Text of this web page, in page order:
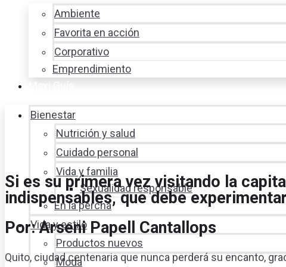
Ambiente
Favorita en acción
Corporativo
Emprendimiento
Bienestar
Nutrición y salud
Cuidado personal
Vida y familia
Sexualidad responsable
En la percha
Vida y estilo
Productos nuevos
Moda
Si es su primera vez visitando la
indispensables, que debe
Por: Arseni Papell Cantallops
Quito, ciudad centenaria que nunca perderá su encanto,